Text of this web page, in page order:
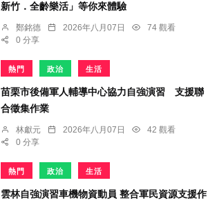
新竹．全齡樂活」等你來體驗
鄭銘德 2026年八月07日
74 觀看
0 分享
熱門 政治 生活
苗栗市後備軍人輔導中心協力自強演習 支援聯
合徵集作業
林獻元 2026年八月07日
42 觀看
0 分享
熱門 政治 生活
雲林自強演習車機物資動員 整合軍民資源支援作